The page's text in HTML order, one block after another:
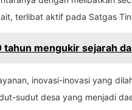
terlibat aktif pada Satgas
mengukir sejarah
inovasi-inovasi yang
sudut desa yang menjadi